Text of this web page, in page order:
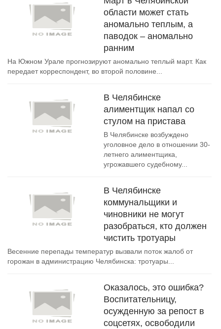
области может стать
аномально теплым, а
паводок – аномально
ранним
На Южном Урале прогнозируют аномально теплый март. Как
передает корреспондент, во второй половине...
В Челябинске
алиментщик напал со
стулом на пристава
В Челябинске возбуждено
уголовное дело в отношении 30-
летнего алиментщика,
угрожавшего судебному...
В Челябинске
коммунальщики и
чиновники не могут
разобраться, кто должен
чистить тротуары
Весенние перепады температур вызвали поток жалоб от
горожан в администрацию Челябинска: тротуары...
Оказалось, это ошибка?
Воспитательницу,
осужденную за репост в
соцсетях, освободили